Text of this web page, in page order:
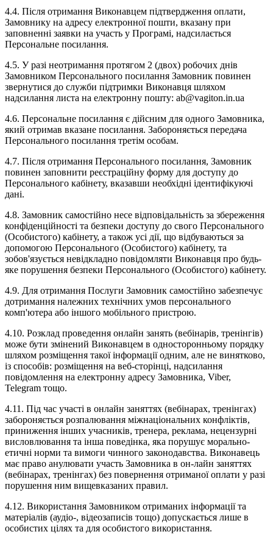
4.4. Після отримання Виконавцем підтвердження оплати,
Замовнику на адресу електронної пошти, вказану при
заповненні заявки на участь у Програмі, надсилається
Персональне посилання.
4.5. У разі неотримання протягом 2 (двох) робочих днів
Замовником Персонального посилання Замовник повинен
звернутися до служби підтримки Виконавця шляхом
надсилання листа на електронну пошту: ab@vagiton.in.ua
4.6. Персональне посилання є дійсним для одного Замовника,
який отримав вказане посилання. Забороняється передача
Персонального посилання третім особам.
4.7. Після отримання Персонального посилання, Замовник
повинен заповнити реєстраційну форму для доступу до
Персонального кабінету, вказавши необхідні ідентифікуючі
дані.
4.8. Замовник самостійно несе відповідальність за збереження
конфіденційності та безпеки доступу до свого Персонального
(Особистого) кабінету, а також усі дії, що відбуваються за
допомогою Персонального (Особистого) кабінету, та
зобов'язується невідкладно повідомляти Виконавця про будь-
яке порушення безпеки Персонального (Особистого) кабінету.
4.9. Для отримання Послуги Замовник самостійно забезпечує
дотримання належних технічних умов персонального
комп'ютера або іншого мобільного пристрою.
4.10. Розклад проведення онлайн занять (вебінарів, тренінгів)
може бути змінений Виконавцем в односторонньому порядку
шляхом розміщення такої інформації одним, але не винятково,
із способів: розміщення на веб-сторінці, надсилання
повідомлення на електронну адресу Замовника, Viber,
Telegram тощо.
4.11. Під час участі в онлайн заняттях (вебінарах, тренінгах)
забороняється розпалювання міжнаціональних конфліктів,
приниження інших учасників, тренера, реклама, нецензурні
висловлювання та інша поведінка, яка порушує морально-
етичні норми та вимоги чинного законодавства. Виконавець
має право анулювати участь Замовника в он-лайн заняттях
(вебінарах, тренінгах) без повернення отриманої оплати у разі
порушення ним вищевказаних правил.
4.12. Використання Замовником отриманих інформації та
матеріалів (аудіо-, відеозаписів тощо) допускається лише в
особистих цілях та для особистого використання.